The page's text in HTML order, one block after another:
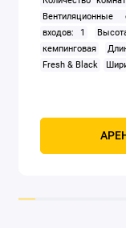
входов: 1
кемпинговая
Fresh & Black